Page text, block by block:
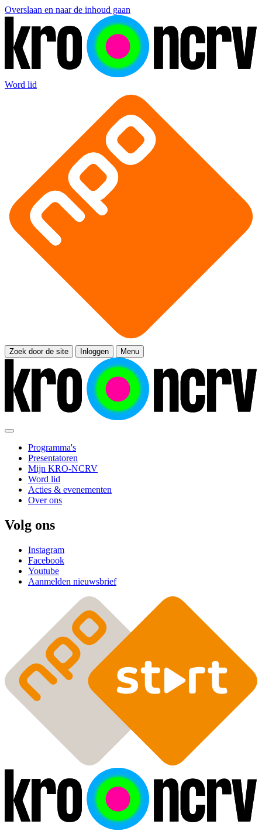
Overslaan en naar de inhoud gaan
Word lid
Zoek door de site Inloggen Menu
Programma's
Presentatoren
Mijn KRO-NCRV
Word lid
Acties & evenementen
Over ons
Volg ons
Instagram
Facebook
Youtube
Aanmelden nieuwsbrief